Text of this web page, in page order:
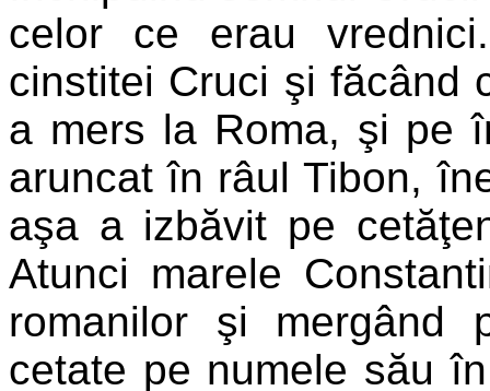
celor ce erau
cinstitei Cruci şi făcând
a mers la Roma, şi pe
aruncat în râul Tibon,
aşa a izbăvit pe
Atunci marele
romanilor şi
cetate pe numele său